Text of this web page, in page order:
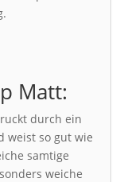
Matt:
durch ein
weist so gut wie
samtige
weiche